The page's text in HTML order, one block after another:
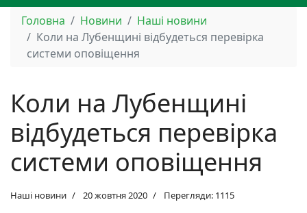
Головна Новини
Наші новини
Коли на Лубенщині відбудеться перевірка
системи оповіщення
Коли на Лубенщині
відбудеться перевірка
системи оповіщення
Наші новини 20 жовтня 2020 Перегляди: 1115